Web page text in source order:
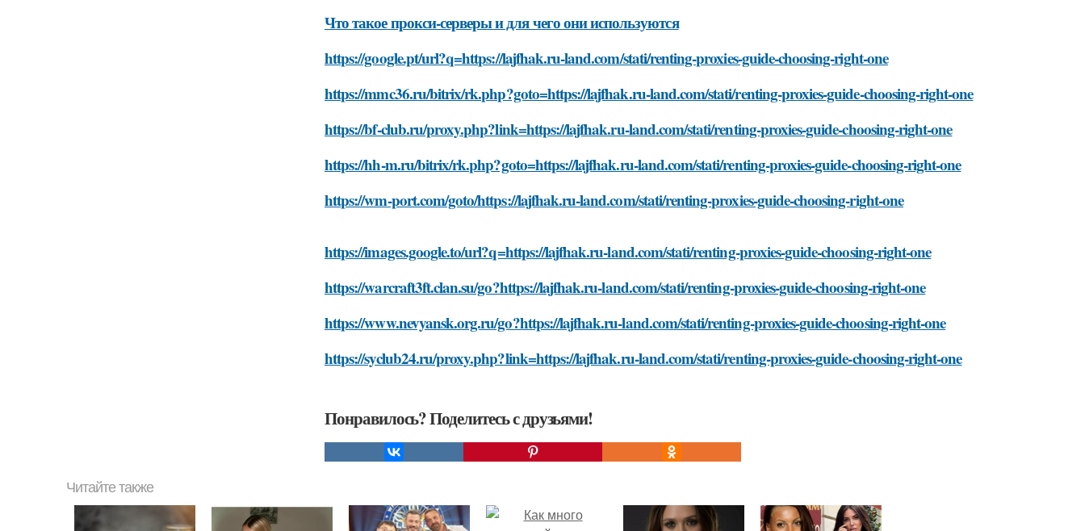
Что такое прокси-серверы и для чего они используются
https://google.pt/url?q=https://lajfhak.ru-land.com/stati/renting-proxies-guide-choosing-right-one
https://mmc36.ru/bitrix/rk.php?goto=https://lajfhak.ru-land.com/stati/renting-proxies-guide-choosing-right-one
https://bf-club.ru/proxy.php?link=https://lajfhak.ru-land.com/stati/renting-proxies-guide-choosing-right-one
https://hh-m.ru/bitrix/rk.php?goto=https://lajfhak.ru-land.com/stati/renting-proxies-guide-choosing-right-one
https://wm-port.com/goto/https://lajfhak.ru-land.com/stati/renting-proxies-guide-choosing-right-one
https://images.google.to/url?q=https://lajfhak.ru-land.com/stati/renting-proxies-guide-choosing-right-one
https://warcraft3ft.clan.su/go?https://lajfhak.ru-land.com/stati/renting-proxies-guide-choosing-right-one
https://www.nevyansk.org.ru/go?https://lajfhak.ru-land.com/stati/renting-proxies-guide-choosing-right-one
https://syclub24.ru/proxy.php?link=https://lajfhak.ru-land.com/stati/renting-proxies-guide-choosing-right-one
Понравилось? Поделитесь с друзьями!
Читайте также